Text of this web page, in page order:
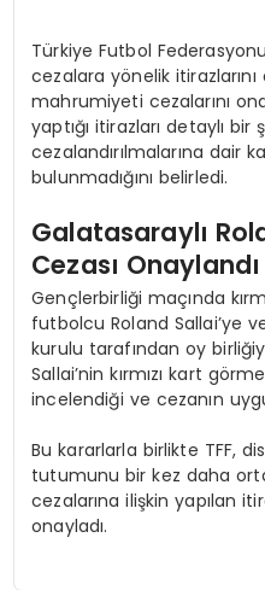
Türkiye Futbol
cezalara yönelik
mahrumiyeti cezalarını
yaptığı itirazları detaylı
cezalandırılmalarına dair
bulunmadığını belirledi.
Galatasaraylı
Cezası Onaylandı
Gençlerbirliği maçında
futbolcu Roland Sallai’ye
kurulu tarafından oy
Sallai’nin kırmızı kart
incelendiği ve cezanın
Bu kararlarla birlikte TFF,
tutumunu bir kez daha
cezalarına ilişkin yapılan
onayladı.